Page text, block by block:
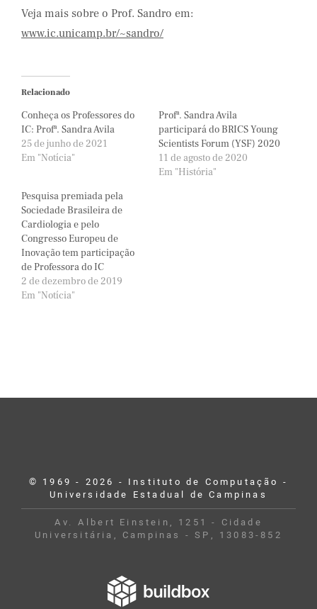
Veja mais sobre o Prof. Sandro em:
www.ic.unicamp.br/~sandro/
Relacionado
Conheça os Professores do
IC: Profª. Sandra Avila
25 de junho de 2021
Em "Notícia"
Profª. Sandra Avila
participará do BRICS Young
Scientists Forum (YSF) 2020
11 de agosto de 2020
Em "História"
Pesquisa premiada pela
Sociedade Brasileira de
Cardiologia e pelo
Congresso Europeu de
Inovação tem participação
de Professora do IC
2 de dezembro de 2019
Em "Notícia"
© 1969 - 2026 - Instituto de Computação -
Universidade Estadual de Campinas
Av. Albert Einstein, 1251 - Cidade
Universitária, Campinas - SP, 13083-852